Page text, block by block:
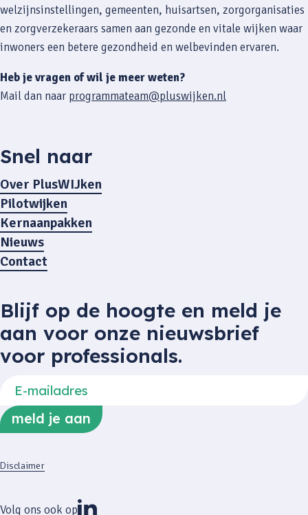
welzijnsinstellingen, gemeenten, huisartsen, zorgorganisaties
en zorgverzekeraars samen aan gezonde en vitale wijken waar
inwoners een betere gezondheid en welbevinden ervaren.
Heb je vragen of wil je meer weten?
Mail dan naar programmateam@pluswijken.nl
Snel naar
Over PlusWIJken
Pilotwijken
Kernaanpakken
Nieuws
Contact
Blijf op de hoogte en meld je
aan voor onze nieuwsbrief
voor professionals.
Disclaimer
Volg ons ook op